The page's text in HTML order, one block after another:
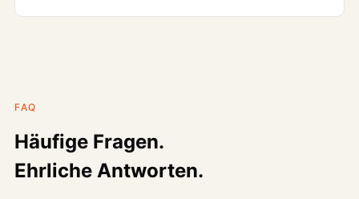
FAQ
Häufige Fragen.
Ehrliche Antworten.